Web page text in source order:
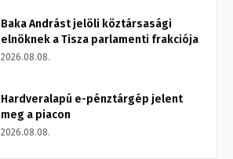
Baka Andrást jelöli köztársasági
elnöknek a Tisza parlamenti frakciója
2026.08.08.
Hardveralapú e-pénztárgép jelent
meg a piacon
2026.08.08.